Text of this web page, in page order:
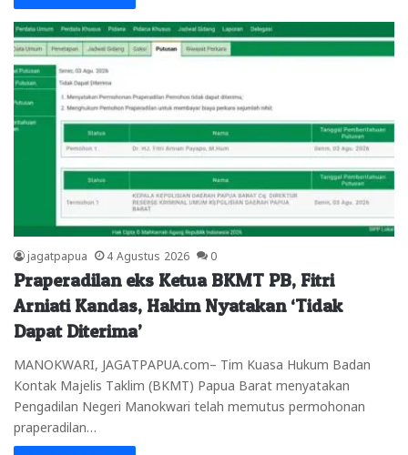
jagatpapua 4 Agustus 2026 0
Praperadilan eks Ketua BKMT PB, Fitri
Arniati Kandas, Hakim Nyatakan ‘Tidak
Dapat Diterima’
MANOKWARI, JAGATPAPUA.com– Tim Kuasa Hukum Badan
Kontak Majelis Taklim (BKMT) Papua Barat menyatakan
Pengadilan Negeri Manokwari telah memutus permohonan
praperadilan…